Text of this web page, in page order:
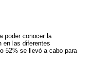
poder conocer la
en las diferentes
52% se llevó a cabo para